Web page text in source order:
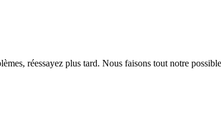
réessayez plus tard. Nous faisons tout notre